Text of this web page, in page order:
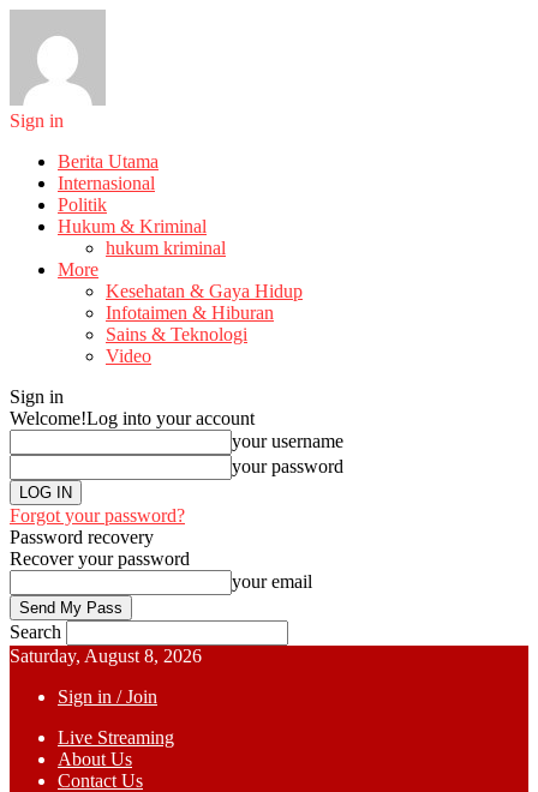
Sign in
Berita Utama
Internasional
Politik
Hukum & Kriminal
hukum kriminal
More
Kesehatan & Gaya Hidup
Infotaimen & Hiburan
Sains & Teknologi
Video
Sign in
Welcome!Log into your account
your username
your password
Forgot your password?
Password recovery
Recover your password
your email
Search
Saturday, August 8, 2026
Sign in / Join
Live Streaming
About Us
Contact Us